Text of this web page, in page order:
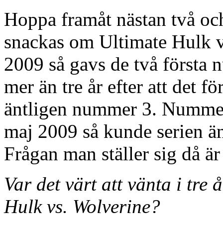
Hoppa framåt nästan två
snackas om Ultimate Hulk
2009 så gavs de två första
mer än tre år efter att det
äntligen nummer 3.
maj 2009 så kunde serien
Frågan man ställer sig då
Var det värt att vänta i tre
Hulk vs. Wolverine?